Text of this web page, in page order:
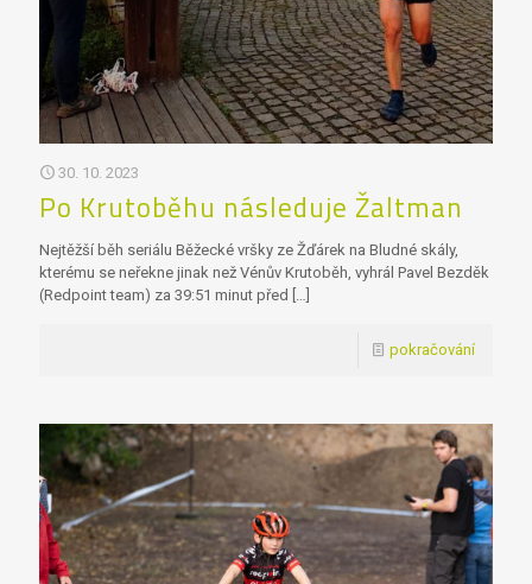
30. 10. 2023
Po Krutoběhu následuje Žaltman
Nejtěžší běh seriálu Běžecké vršky ze Žďárek na Bludné skály,
kterému se neřekne jinak než Vénův Krutoběh, vyhrál Pavel Bezděk
(Redpoint team) za 39:51 minut před
pokračování